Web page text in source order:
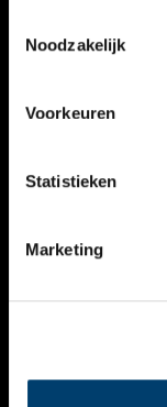
Noodzakelijk
Voorkeuren
Statistieken
Marketing
VERHALEN
KALENDER
THEMA’S
VIDEO’S
CONTACT